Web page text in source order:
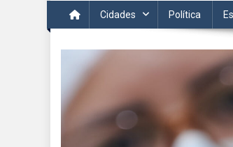
Cidades Política